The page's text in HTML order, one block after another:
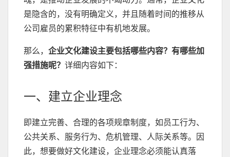
是隐含的，没有明确定义，并且随着时间的推移从
公司雇员的累积特征中有机地发展。
那么， 企业文化建设主要包括哪些内容？有哪些加
强措施呢？ 详细内容如下：
一、建立企业理念
即建立完善、合理的各项规章制度，如员工行为、
公共关系、服务行为、危机管理、人际关系等。因
此，想要做好文化建设，企业理念必须能认真落